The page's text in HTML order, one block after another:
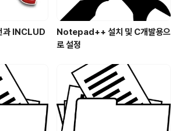
과 INCLUD
Notepad++ 설치 및 C개발용으
로 설정